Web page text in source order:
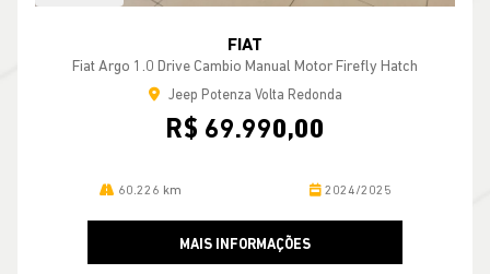
FIAT
Fiat Argo 1.0 Drive Cambio Manual Motor Firefly Hatch
Jeep Potenza Volta Redonda
R$ 69.990,00
60.226 km 2024/2025
MAIS INFORMAÇÕES